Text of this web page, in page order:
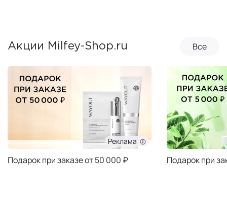
Акции Milfey-Shop.ru Все
Реклама
Подарок при заказе от 50 000 ₽ Подарок при